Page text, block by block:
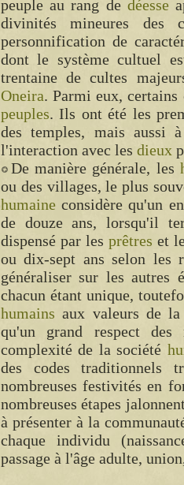
peuple au rang de déesse
divinités mineures
personnification de
dont le système cultuel
trentaine de cultes
Oneira. Parmi eux,
peuples. Ils ont été les
des temples, mais aussi
l'interaction avec les dieux
De manière générale, les
ou des villages, le plus
humaine considère qu'un
de douze ans, lorsqu'il
dispensé par lesprêtres et
ou dix-sept ans selon les
généraliser sur les
chacun étant unique,
humains aux valeurs de
qu'un grand respect des
complexité de la société
des codes traditionnels
nombreuses festivités en
nombreuses étapes
à présenter à la
chaque individu
passage à l'âge adulte,